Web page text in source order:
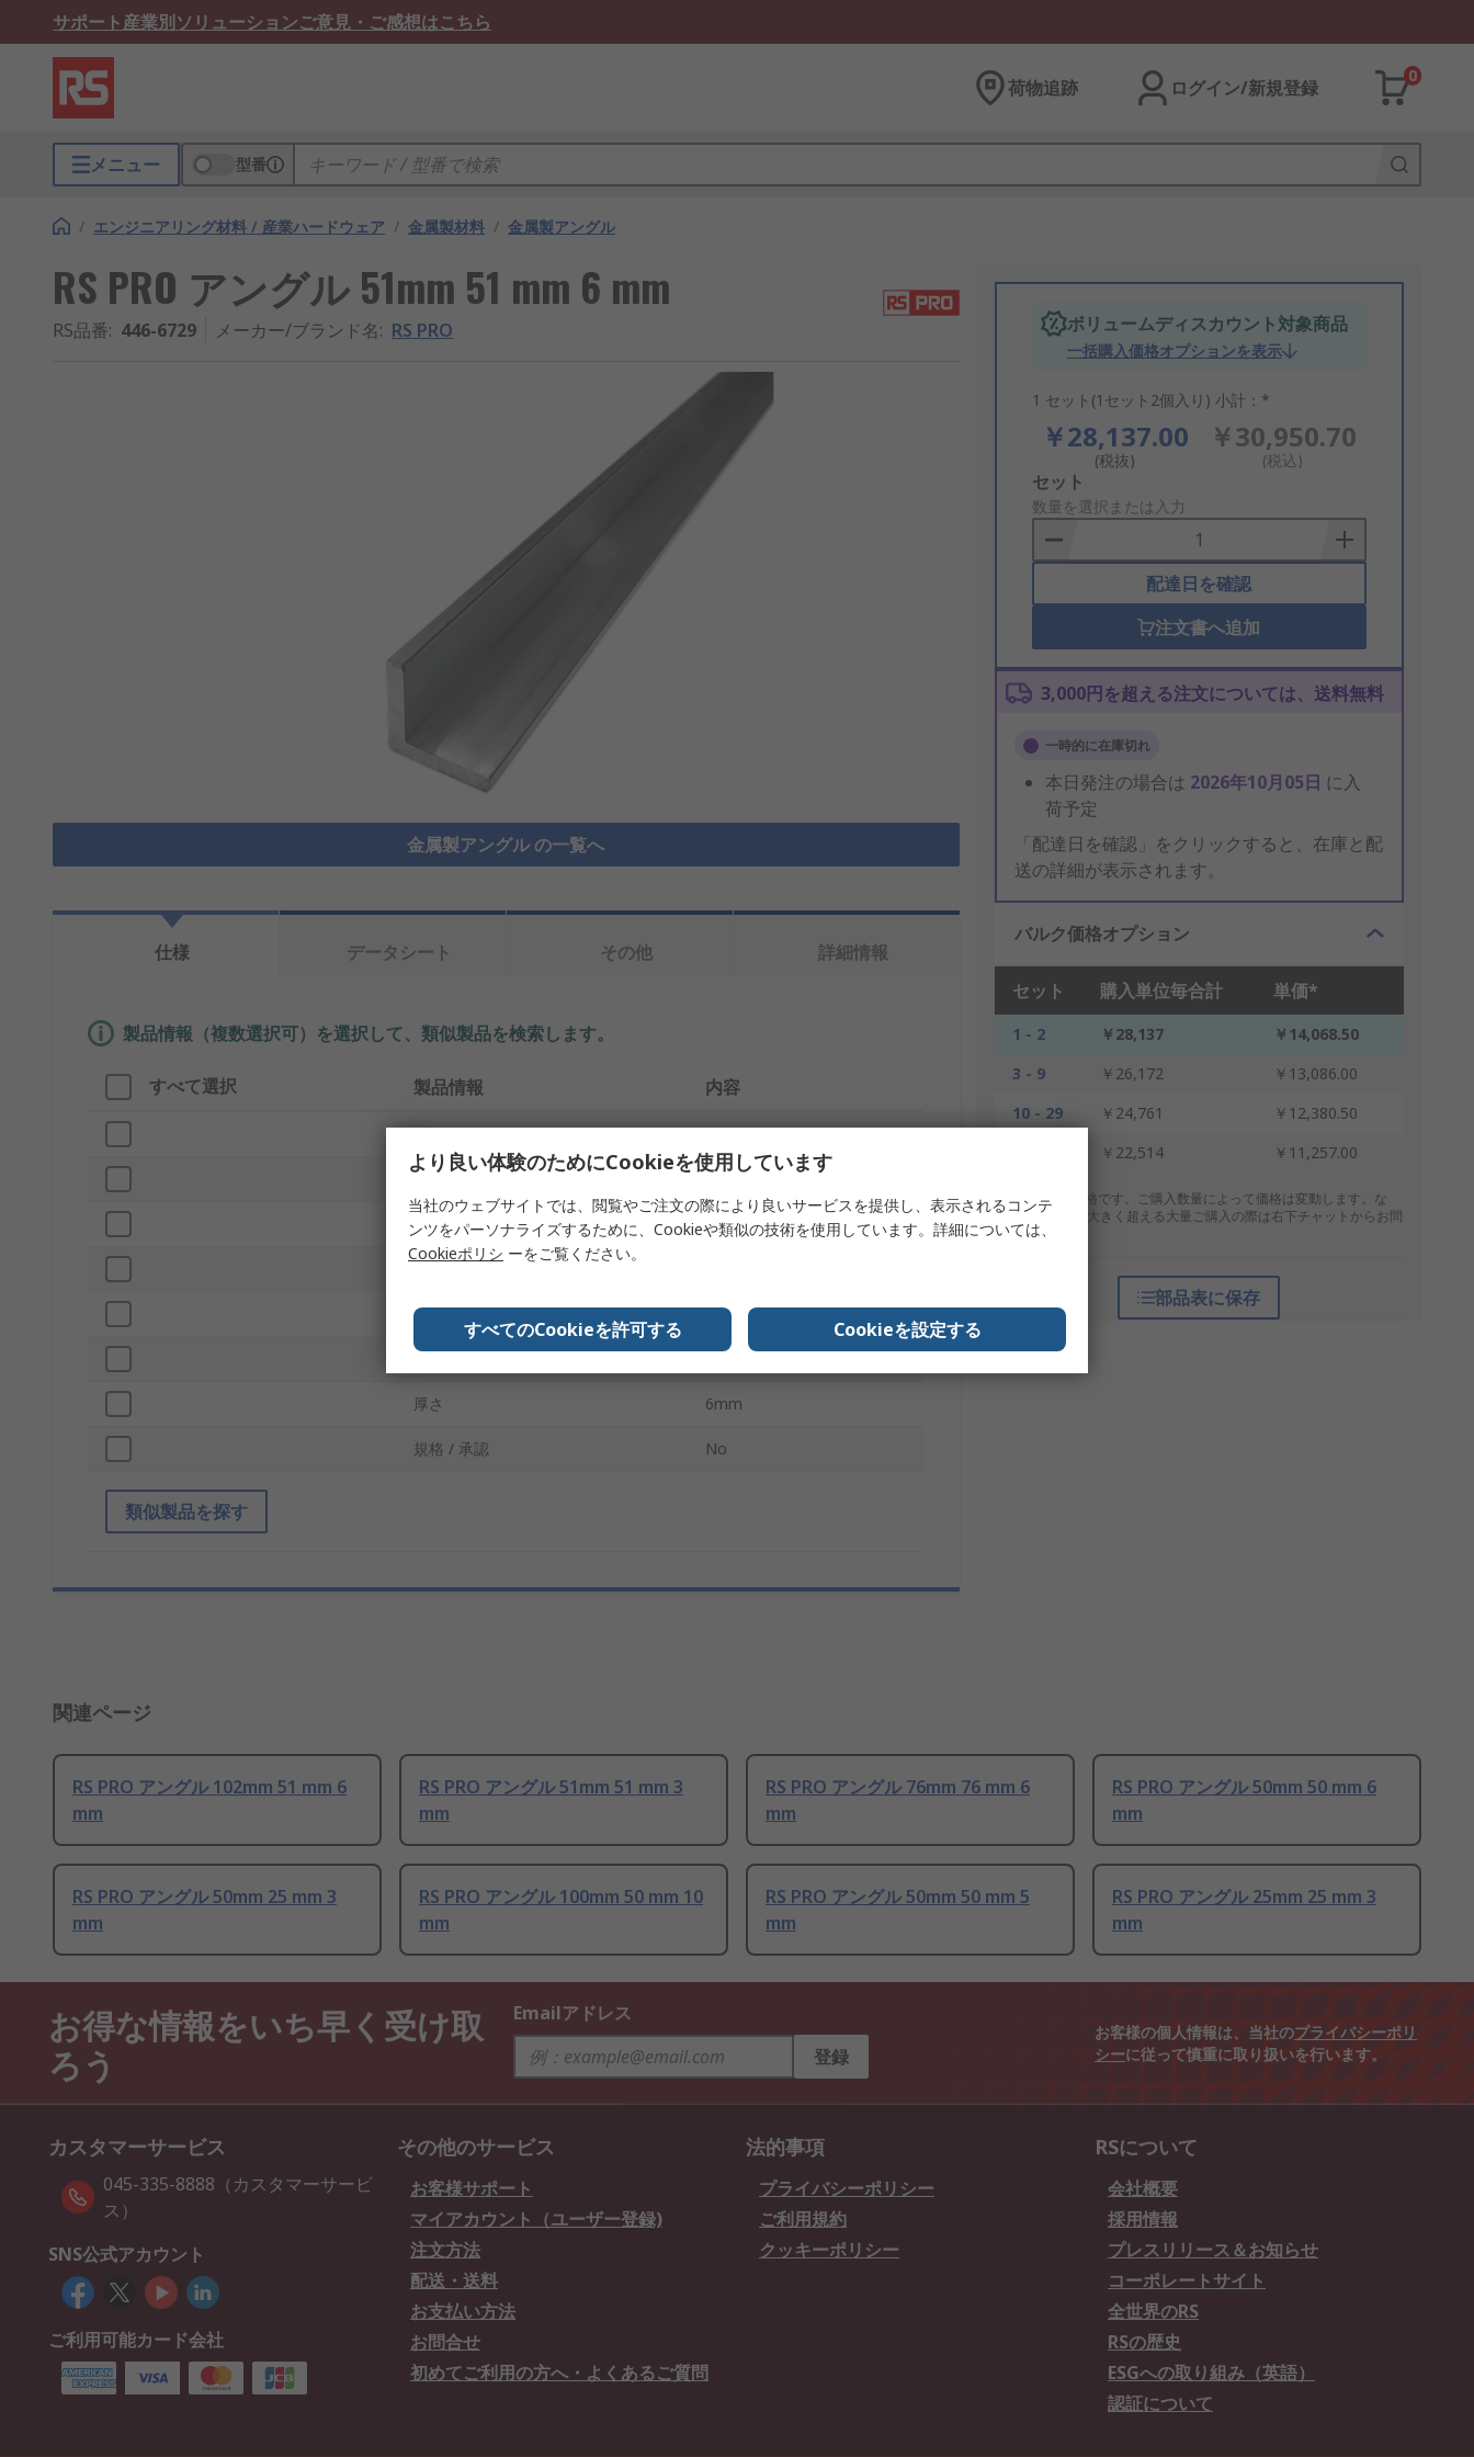
サポート産業別ソリューションご意見・ご感想はこちら
荷物追跡 ログイン/新規登録
0
メニュー 型番
/ エンジニアリング材料 / 産業ハードウェア / 金属製材料 / 金属製アングル
RS PRO アングル 51mm 51 mm 6 mm
RS品番: 446-6729 メーカー/ブランド名: RS PRO
金属製アングル の一覧へ
ボリュームディスカウント対象商品
一括購入価格オプションを表示
1 セット(1セット2個入り) 小計：*
￥28,137.00
(税抜)
￥30,950.70
(税込)
Add
to
Basket
セット
数量を選択または入力
配達日を確認
注文書へ追加
3,000円を超える注文については、送料無料
一時的に在庫切れ
本日発注の場合は 2026年10月05日 に入
荷予定
「配達日を確認」をクリックすると、在庫と配
送の詳細が表示されます。
バルク価格オプション
セット 購入単位毎合計 単価*
1 - 2 ￥28,137
￥14,068.50
3 - 9
￥26,172
￥13,086.00
10 - 29
￥24,761
￥12,380.50
￥22,514 ￥11,257.00
* 表示は参考価格です。ご購入数量によって価格は変動します。な
お、上記数量を大きく超える大量ご購入の際は右下チャットからお問
合せください。
部品表に保存
仕様 データシート その他 詳細情報
製品情報（複数選択可）を選択して、類似製品を検索します。
すべて選択 製品情報 内容
ブランド RS PRO
プロダクトタイプ 金属アングル
フォーム アングル
幅 51mm
厚さ 6mm
規格 / 承認 No
類似製品を探す
関連ページ
RS PRO アングル 102mm 51 mm 6
mm
RS PRO アングル 51mm 51 mm 3
mm
RS PRO アングル 76mm 76 mm 6
mm
RS PRO アングル 50mm 50 mm 6
mm
RS PRO アングル 50mm 25 mm 3
mm
RS PRO アングル 100mm 50 mm 10
mm
RS PRO アングル 50mm 50 mm 5
mm
RS PRO アングル 25mm 25 mm 3
mm
お得な情報をいち早く受け取
ろう
Emailアドレス
登録
お客様の個人情報は、当社のプライバシーポリ
シーに従って慎重に取り扱いを行います。
カスタマーサービス
045-335-8888（カスタマーサービ
ス）
SNS公式アカウント
ご利用可能カード会社
その他のサービス
お客様サポート
マイアカウント（ユーザー登録)
注文方法
配送・送料
お支払い方法
お問合せ
初めてご利用の方へ・よくあるご質問
法的事項
プライバシーポリシー
ご利用規約
クッキーポリシー
RSについて
会社概要
採用情報
プレスリリース＆お知らせ
コーポレートサイト
全世界のRS
RSの歴史
ESGへの取り組み（英語）
認証について
より良い体験のためにCookieを使用しています
当社のウェブサイトでは、閲覧やご注文の際により良いサービスを提供し、表示されるコンテ
ンツをパーソナライズするために、Cookieや類似の技術を使用しています。詳細については、
Cookieポリシ ーをご覧ください。
すべてのCookieを許可する Cookieを設定する